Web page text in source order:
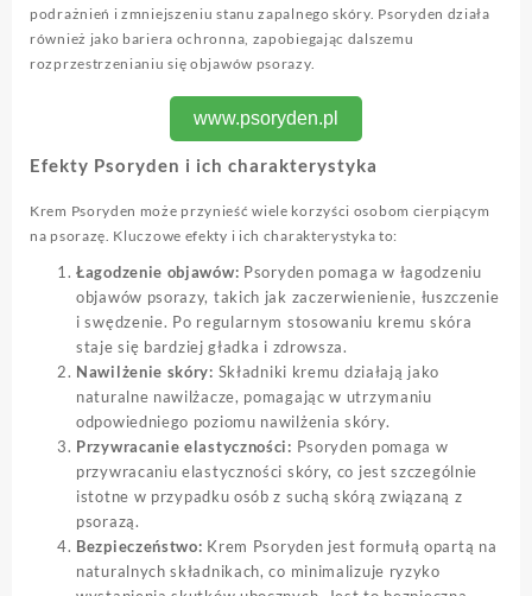
podrażnień i zmniejszeniu stanu zapalnego skóry. Psoryden działa
również jako bariera ochronna, zapobiegając dalszemu
rozprzestrzenianiu się objawów psorazy.
www.psoryden.pl
Efekty Psoryden i ich charakterystyka
Krem Psoryden może przynieść wiele korzyści osobom cierpiącym
na psorazę. Kluczowe efekty i ich charakterystyka to:
Łagodzenie objawów: Psoryden pomaga w łagodzeniu
objawów psorazy, takich jak zaczerwienienie, łuszczenie
i swędzenie. Po regularnym stosowaniu kremu skóra
staje się bardziej gładka i zdrowsza.
Nawilżenie skóry: Składniki kremu działają jako
naturalne nawilżacze, pomagając w utrzymaniu
odpowiedniego poziomu nawilżenia skóry.
Przywracanie elastyczności: Psoryden pomaga w
przywracaniu elastyczności skóry, co jest szczególnie
istotne w przypadku osób z suchą skórą związaną z
psorazą.
Bezpieczeństwo: Krem Psoryden jest formułą opartą na
naturalnych składnikach, co minimalizuje ryzyko